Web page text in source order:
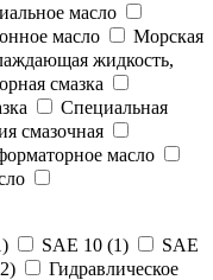
масло
масло
Морская
жидкость,
смазка
Специальная
смазочная
масло
SAE 10 (1)
SAE
Гидравлическое